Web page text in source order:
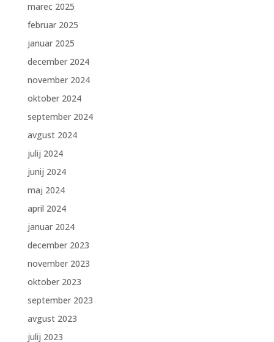
marec 2025
februar 2025
januar 2025
december 2024
november 2024
oktober 2024
september 2024
avgust 2024
julij 2024
junij 2024
maj 2024
april 2024
januar 2024
december 2023
november 2023
oktober 2023
september 2023
avgust 2023
julij 2023